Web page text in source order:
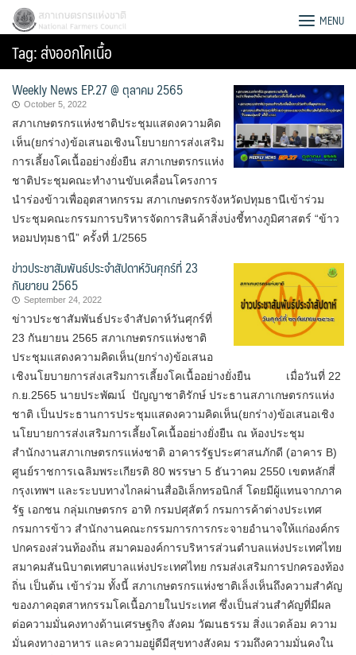
Skip
content
Search
for:
สภาเกษตรกรแห่งชาติ MENU
Tag:ส่งออกโคเนื้อ
Weekly News EP.27 @ ตุลาคม 2565
October 5, 2022
สภาเกษตรกรแห่งชาติประชุมแสดงความคิด
เห็น(ยกร่าง)ข้อเสนอเชิงนโยบายการส่งเสริม
การเลี้ยงโคเนื้ออย่างยั่งยืน สภาเกษตรกรแห่ง
ชาติประชุมคณะทำงานขับเคลื่อนโครงการ
นำร่องข้าวเพื่ออุตสาหกรรม สภาเกษตรกรจังหวัดปทุมธานีเข้าร่วม
ประชุมคณะกรรมการบริหารจัดการสินค้าสิ่งบ่งชี้ทางภูมิศาสตร์ “ข้าว
หอมปทุมธานี” ครั้งที่ 1/2565
ข่าวประชาสัมพันธ์ประจำสัปดาห์วันศุกร์ที่ 23
กันยายน 2565
September 24, 2022
ข่าวประชาสัมพันธ์ประจำสัปดาห์วันศุกร์ที่
23 กันยายน 2565 สภาเกษตรกรแห่งชาติ
ประชุมแสดงความคิดเห็น(ยกร่าง)ข้อเสนอ
เชิงนโยบายการส่งเสริมการเลี้ยงโคเนื้ออย่างยั่งยืน เมื่อวันที่ 22
ก.ย.2565 นายประพัฒน์ ปัญญาชาติรักษ์ ประธานสภาเกษตรกรแห่ง
ชาติ เป็นประธานการประชุมแสดงความคิดเห็น(ยกร่าง)ข้อเสนอเชิง
นโยบายการส่งเสริมการเลี้ยงโคเนื้ออย่างยั่งยืน ณ ห้องประชุม
สำนักงานสภาเกษตรกรแห่งชาติ อาคารรัฐประศาสนภักดี (อาคาร B)
ศูนย์ราชการเฉลิมพระเกียรติ 80 พรรษา 5 ธันวาคม 2550 เขตหลักสี่
กรุงเทพฯ และระบบทางไกลผ่านสื่ออิเล็กทรอนิกส์ โดยมีผู้แทนจากภาค
รัฐ เอกชน กลุ่มเกษตรกร อาทิ กรมปศุสัตว์ กรมการค้าต่างประเทศ
กรมการข้าว สำนักงานคณะกรรมการการกระจายอำนาจให้แก่องค์กร
ปกครองส่วนท้องถิ่น สมาคมองค์การบริหารส่วนตำบลแห่งประเทศไทย
สมาคมสันนิบาตเทศบาลแห่งประเทศไทย กรมส่งเสริมการปกครองท้อง
ถิ่น เป็นต้น เข้าร่วม ทั้งนี้ สภาเกษตรกรแห่งชาติเล็งเห็นถึงความสำคัญ
ของภาคอุตสาหกรรมโคเนื้อภายในประเทศ ซึ่งเป็นส่วนสำคัญที่มีผล
ต่อความมั่นคงทางด้านเศรษฐกิจ สังคม วัฒนธรรม สิ่งแวดล้อม ความ
มั่นคงทางอาหาร และความอยู่ดีมีสุขทางสังคม รวมถึงความมั่นคงใน